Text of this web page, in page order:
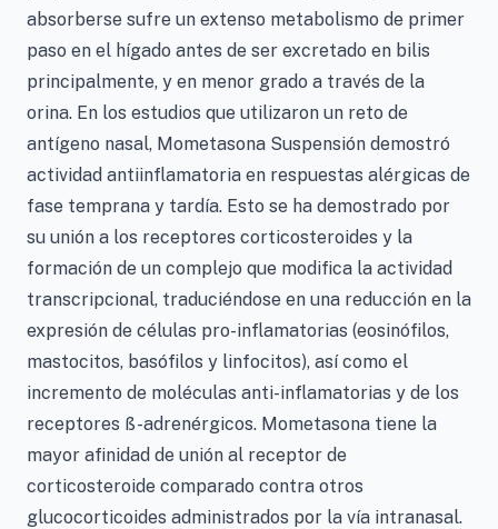
absorberse sufre un extenso metabolismo de primer
paso en el hígado antes de ser excretado en bilis
principalmente, y en menor grado a través de la
orina. En los estudios que utilizaron un reto de
antígeno nasal, Mometasona Suspensión demostró
actividad antiinflamatoria en respuestas alérgicas de
fase temprana y tardía. Esto se ha demostrado por
su unión a los receptores corticosteroides y la
formación de un complejo que modifica la actividad
transcripcional, traduciéndose en una reducción en la
expresión de células pro-inflamatorias (eosinófilos,
mastocitos, basófilos y linfocitos), así como el
incremento de moléculas anti-inflamatorias y de los
receptores ß-adrenérgicos. Mometasona tiene la
mayor afinidad de unión al receptor de
corticosteroide comparado contra otros
glucocorticoides administrados por la vía intranasal.